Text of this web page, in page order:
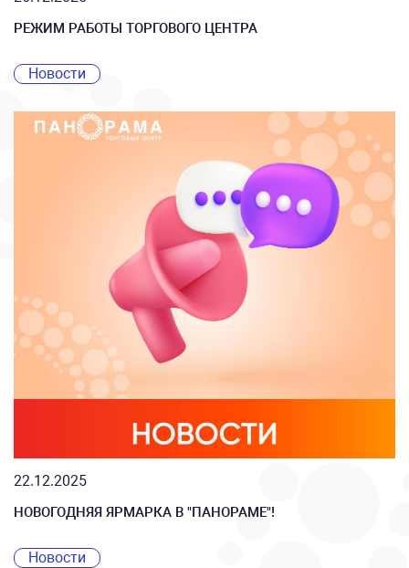
РЕЖИМ РАБОТЫ ТОРГОВОГО ЦЕНТРА
Новости
22.12.2025
НОВОГОДНЯЯ ЯРМАРКА В "ПАНОРАМЕ"!
Новости